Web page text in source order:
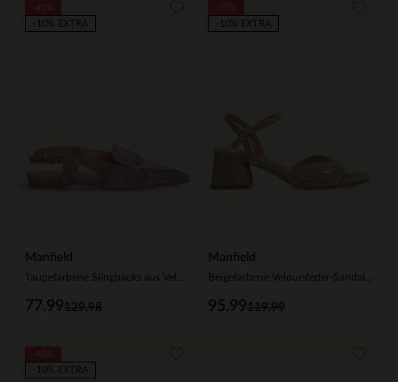
Manfield
129.98
77.99
-10% EXTRA
Manfield
119.99
95.99
-10% EXTRA
-10% EXTRA